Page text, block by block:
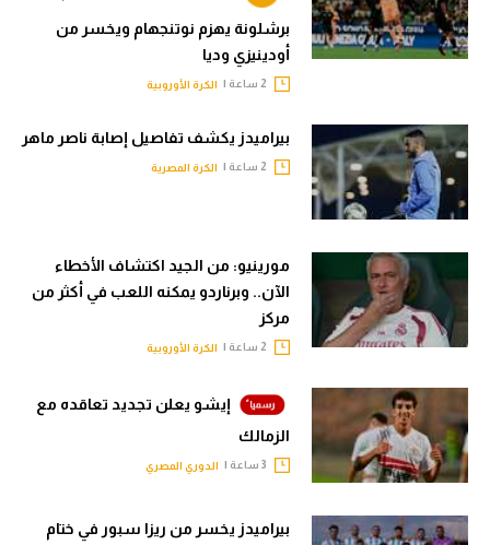
برشلونة يهزم نوتنجهام ويخسر من
أودينيزي وديا
الكرة الأوروبية
بيراميدز يكشف تفاصيل إصابة ناصر ماهر
الكرة المصرية
مورينيو: من الجيد اكتشاف الأخطاء
الآن.. وبرناردو يمكنه اللعب في أكثر من
مركز
الكرة الأوروبية
إيشو يعلن تجديد تعاقده مع
الزمالك
الدوري المصري
بيراميدز يخسر من ريزا سبور في ختام